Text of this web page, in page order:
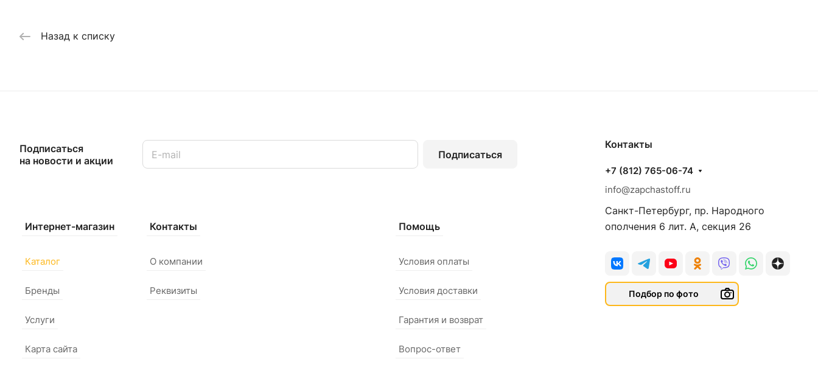
Назад к списку
Подписаться
на новости и акции
Подписаться
Интернет-магазин
Каталог
Бренды
Услуги
Карта сайта
Контакты
О компании
Реквизиты
Помощь
Условия оплаты
Условия доставки
Гарантия и возврат
Вопрос-ответ
Контакты
+7 (812) 765-06-74
info@zapchastoff.ru
Санкт-Петербург, пр. Народного
ополчения 6 лит. А, секция 26
Подбор по фото